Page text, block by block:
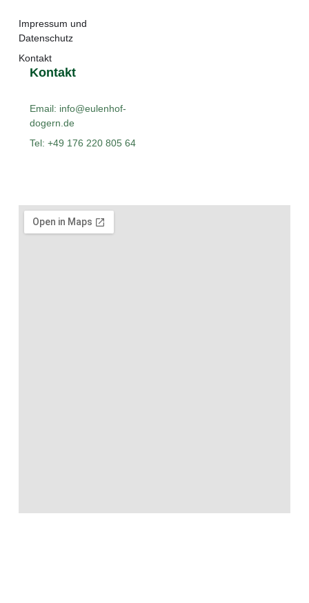
Impressum und
Datenschutz
Kontakt
Kontakt
Email: info@eulenhof-
dogern.de
Tel: +49 176 220 805 64